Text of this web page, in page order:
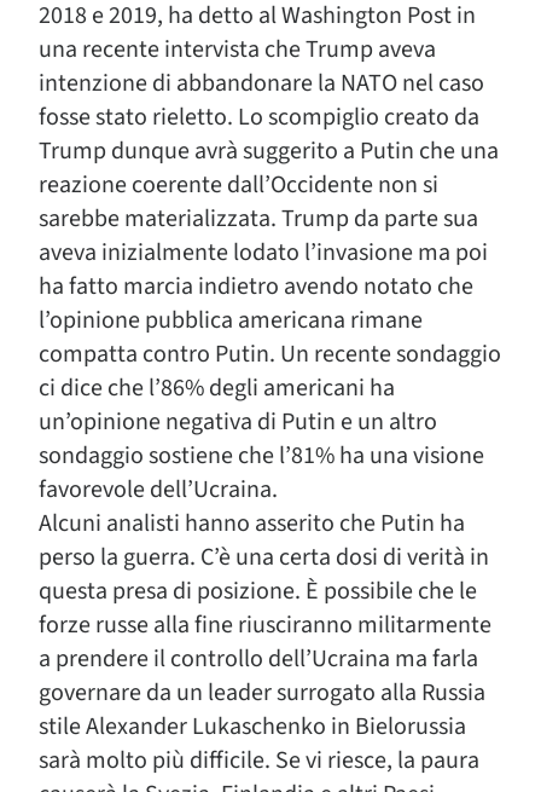
2018 e 2019, ha detto al Washington Post in
una recente intervista che Trump aveva
intenzione di abbandonare la NATO nel caso
fosse stato rieletto. Lo scompiglio creato da
Trump dunque avrà suggerito a Putin che una
reazione coerente dall’Occidente non si
sarebbe materializzata. Trump da parte sua
aveva inizialmente lodato l’invasione ma poi
ha fatto marcia indietro avendo notato che
l’opinione pubblica americana rimane
compatta contro Putin. Un recente sondaggio
ci dice che l’86% degli americani ha
un’opinione negativa di Putin e un altro
sondaggio sostiene che l’81% ha una visione
favorevole dell’Ucraina.
Alcuni analisti hanno asserito che Putin ha
perso la guerra. C’è una certa dosi di verità in
questa presa di posizione. È possibile che le
forze russe alla fine riusciranno militarmente
a prendere il controllo dell’Ucraina ma farla
governare da un leader surrogato alla Russia
stile Alexander Lukaschenko in Bielorussia
sarà molto più difficile. Se vi riesce, la paura